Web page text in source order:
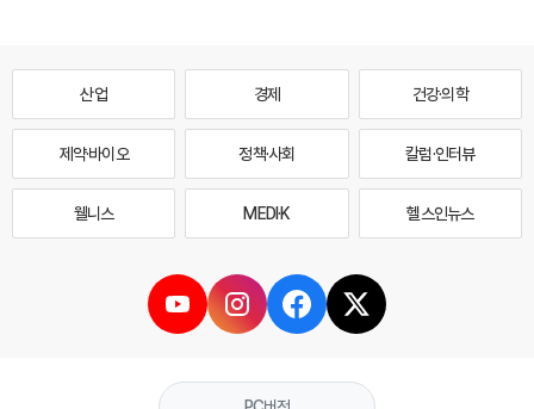
산업 경제 건강·의학
제약·바이오 정책·사회 칼럼·인터뷰
웰니스 MEDI·K 헬스인뉴스